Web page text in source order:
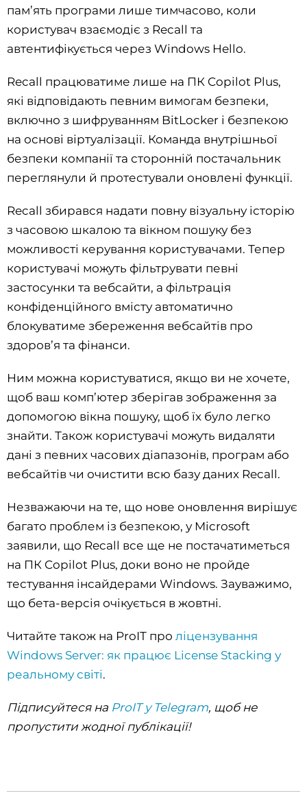
пам’ять програми лише тимчасово, коли
користувач взаємодіє з Recall та
автентифікується через Windows Hello.
Recall працюватиме лише на ПК Copilot Plus,
які відповідають певним вимогам безпеки,
включно з шифруванням BitLocker і безпекою
на основі віртуалізації. Команда внутрішньої
безпеки компанії та сторонній постачальник
переглянули й протестували оновлені функції.
Recall збирався надати повну візуальну історію
з часовою шкалою та вікном пошуку без
можливості керування користувачами. Тепер
користувачі можуть фільтрувати певні
застосунки та вебсайти, а фільтрація
конфіденційного вмісту автоматично
блокуватиме збереження вебсайтів про
здоров’я та фінанси.
Ним можна користуватися, якщо ви не хочете,
щоб ваш комп’ютер зберігав зображення за
допомогою вікна пошуку, щоб їх було легко
знайти. Також користувачі можуть видаляти
дані з певних часових діапазонів, програм або
вебсайтів чи очистити всю базу даних Recall.
Незважаючи на те, що нове оновлення вирішує
багато проблем із безпекою, у Microsoft
заявили, що Recall все ще не постачатиметься
на ПК Copilot Plus, доки воно не пройде
тестування інсайдерами Windows. Зауважимо,
що бета-версія очікується в жовтні.
Читайте також на ProIT про ліцензування
Windows Server: як працює License Stacking у
реальному світі.
Підписуйтеся на ProIT у Telegram, щоб не
пропустити жодної публікації!